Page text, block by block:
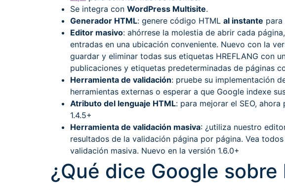
Se integra con WordPress Multisite.
Generador HTML: genere código HTML al instante para
Editor masivo: ahórrese la molestia de abrir cada
entradas en una ubicación conveniente. Nuevo con la
guardar y eliminar todas sus etiquetas HREFLANG con
publicaciones y etiquetas predeterminadas de páginas
Herramienta de validación: pruebe su implementación
herramientas externas o esperar a que Google indexe
Atributo del lenguaje HTML: para mejorar el SEO,
1.4.5+
Herramienta de validación masiva: ¿utiliza nuestro
resultados de la validación página por página. Vea
validación masiva. Nuevo en la versión 1.6.0+
¿Qué dice Google